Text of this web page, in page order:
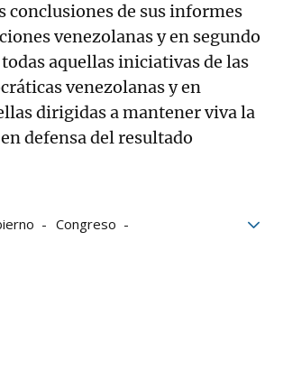
conclusiones de sus informes
venezolanas y en segundo
aquellas iniciativas de las
venezolanas y en
dirigidas a mantener viva la
defensa del resultado
Congreso